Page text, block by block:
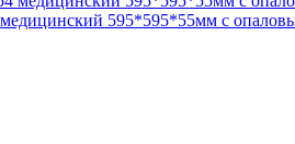
595*595*55мм с